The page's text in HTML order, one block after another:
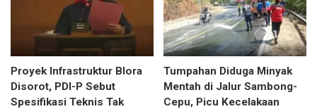
Proyek Infrastruktur Blora
Disorot, PDI-P Sebut
Spesifikasi Teknis Tak
Tumpahan Diduga Minyak
Mentah di Jalur Sambong-
Cepu, Picu Kecelakaan